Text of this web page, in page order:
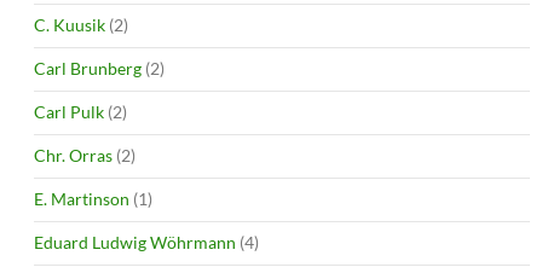
C. Kuusik (2)
Carl Brunberg (2)
Carl Pulk (2)
Chr. Orras (2)
E. Martinson (1)
Eduard Ludwig Wöhrmann (4)